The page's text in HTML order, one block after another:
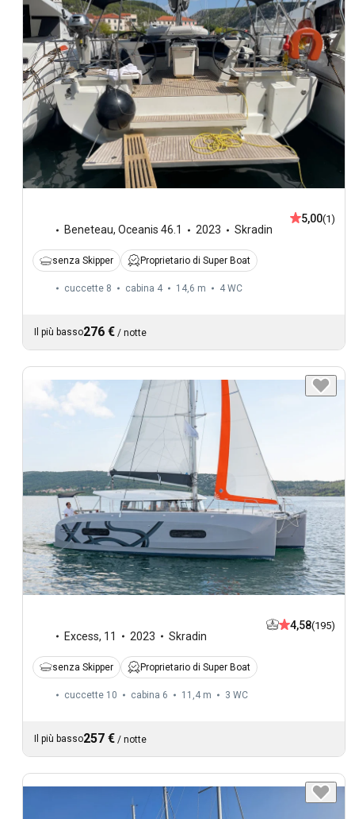
Beneteau, Oceanis 46.1 2023 Skradin
5,00(1)
senza Skipper Proprietario di Super Boat
cuccette 8 cabina 4 14,6 m 4 WC
Il più basso276 € / notte
Excess, 11 2023 Skradin
4,58(195)
senza Skipper Proprietario di Super Boat
cuccette 10 cabina 6 11,4 m 3 WC
Il più basso257 € / notte